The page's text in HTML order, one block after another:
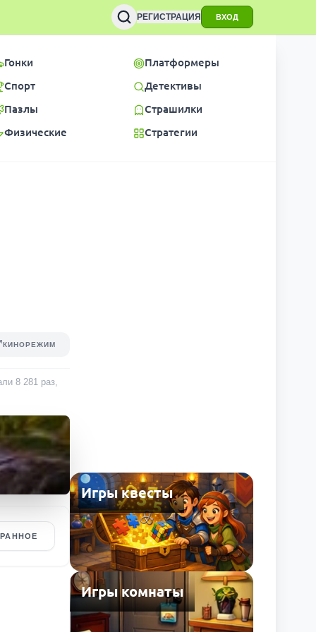
РЕГИСТРАЦИЯ ВХОД
Гонки
Спорт
Пазлы
Физические
Платформеры
Детективы
Страшилки
Стратегии
КИНОРЕЖИМ
8 281 раз,
Игры квесты
Игры комнаты